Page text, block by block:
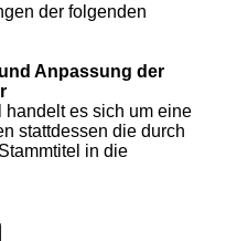
der folgenden
Anpassung der
es sich um eine
stattdessen die durch
in die